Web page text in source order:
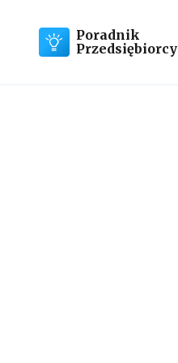
Poradnik
Przedsiębiorcy